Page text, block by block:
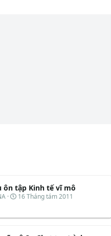
ôn tập Kinh tế vĩ mô
N
y
16 Tháng tám 2011